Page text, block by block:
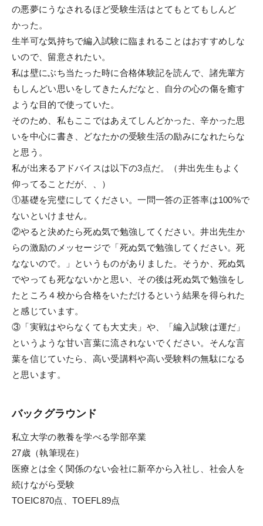
合格者インタビュー
模試・テスト
公開模試
生命科学テストバンク(基礎編)
生命科学テストバンク(標準編)
受講案内
[27年度] 受講料
[26年度] 受講料
受講形態
受講までの流れ
講義スケジュール
デジタルパンフレット
教材発送／
受講サポート
受講サポート一覧
の悪夢にうなされるほど受験生活はとてもとてもしんど
かった。
生半可な気持ちで編入試験に臨まれることはおすすめしな
いので、留意されたい。
私は壁にぶち当たった時に合格体験記を読んで、諸先輩方
もしんどい思いをしてきたんだなと、自分の心の傷を癒す
ような目的で使っていた。
そのため、私もここではあえてしんどかった、辛かった思
いを中心に書き、どなたかの受験生活の励みになれたらな
と思う。
私が出来るアドバイスは以下の3点だ。（井出先生もよく
仰ってることだが、、）
①基礎を完璧にしてください。一問一答の正答率は100%で
ないといけません。
②やると決めたら死ぬ気で勉強してください。井出先生か
らの激励のメッセージで「死ぬ気で勉強してください。死
なないので。」というものがありました。そうか、死ぬ気
でやっても死なないかと思い、その後は死ぬ気で勉強をし
たところ４校から合格をいただけるという結果を得られた
と感じています。
③「実戦はやらなくても大丈夫」や、「編入試験は運だ」
というような甘い言葉に流されないでください。そんな言
葉を信じていたら、高い受講料や高い受験料の無駄になる
と思います。
バックグラウンド
私立大学の教養を学べる学部卒業
27歳（執筆現在）
医療とは全く関係のない会社に新卒から入社し、社会人を
続けながら受験
TOEIC870点、TOEFL89点